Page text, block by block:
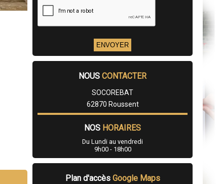
NOUS CONTACTER
SOCOREBAT
62870 Roussent
NOS HORAIRES
Du Lundi au vendredi
9h00 - 18h00
Plan d'accès Google Maps